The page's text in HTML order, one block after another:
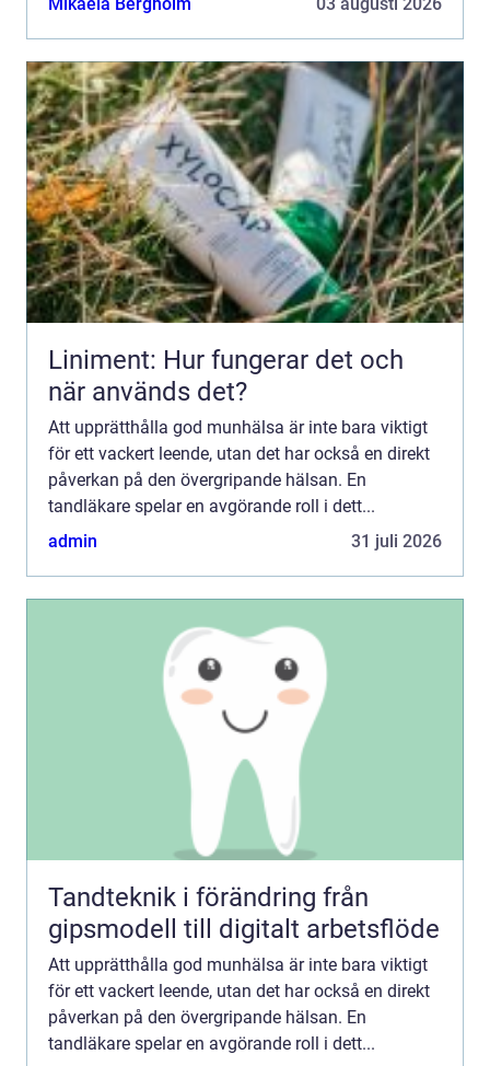
Liniment: Hur fungerar det och
när används det?
Att upprätthålla god munhälsa är inte bara viktigt
för ett vackert leende, utan det har också en direkt
påverkan på den övergripande hälsan. En
tandläkare spelar en avgörande roll i dett...
admin
31 juli 2026
Tandteknik i förändring från
gipsmodell till digitalt arbetsflöde
Att upprätthålla god munhälsa är inte bara viktigt
för ett vackert leende, utan det har också en direkt
påverkan på den övergripande hälsan. En
tandläkare spelar en avgörande roll i dett...